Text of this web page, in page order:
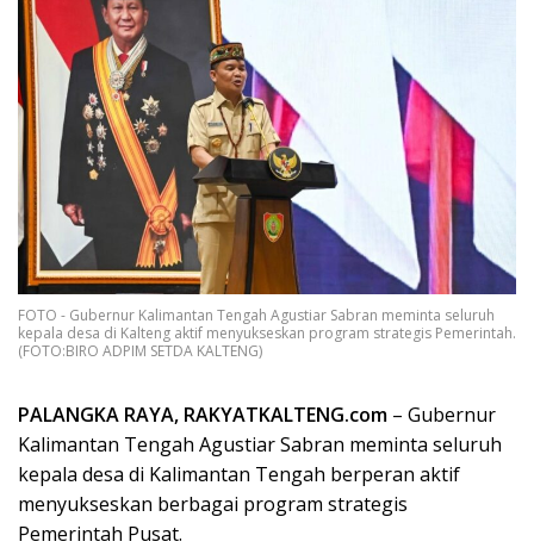
FOTO - Gubernur Kalimantan Tengah Agustiar Sabran meminta seluruh
kepala desa di Kalteng aktif menyukseskan program strategis Pemerintah.
(FOTO:BIRO ADPIM SETDA KALTENG)
PALANGKA RAYA, RAKYATKALTENG.com – Gubernur
Kalimantan Tengah Agustiar Sabran meminta seluruh
kepala desa di Kalimantan Tengah berperan aktif
menyukseskan berbagai program strategis
Pemerintah Pusat.